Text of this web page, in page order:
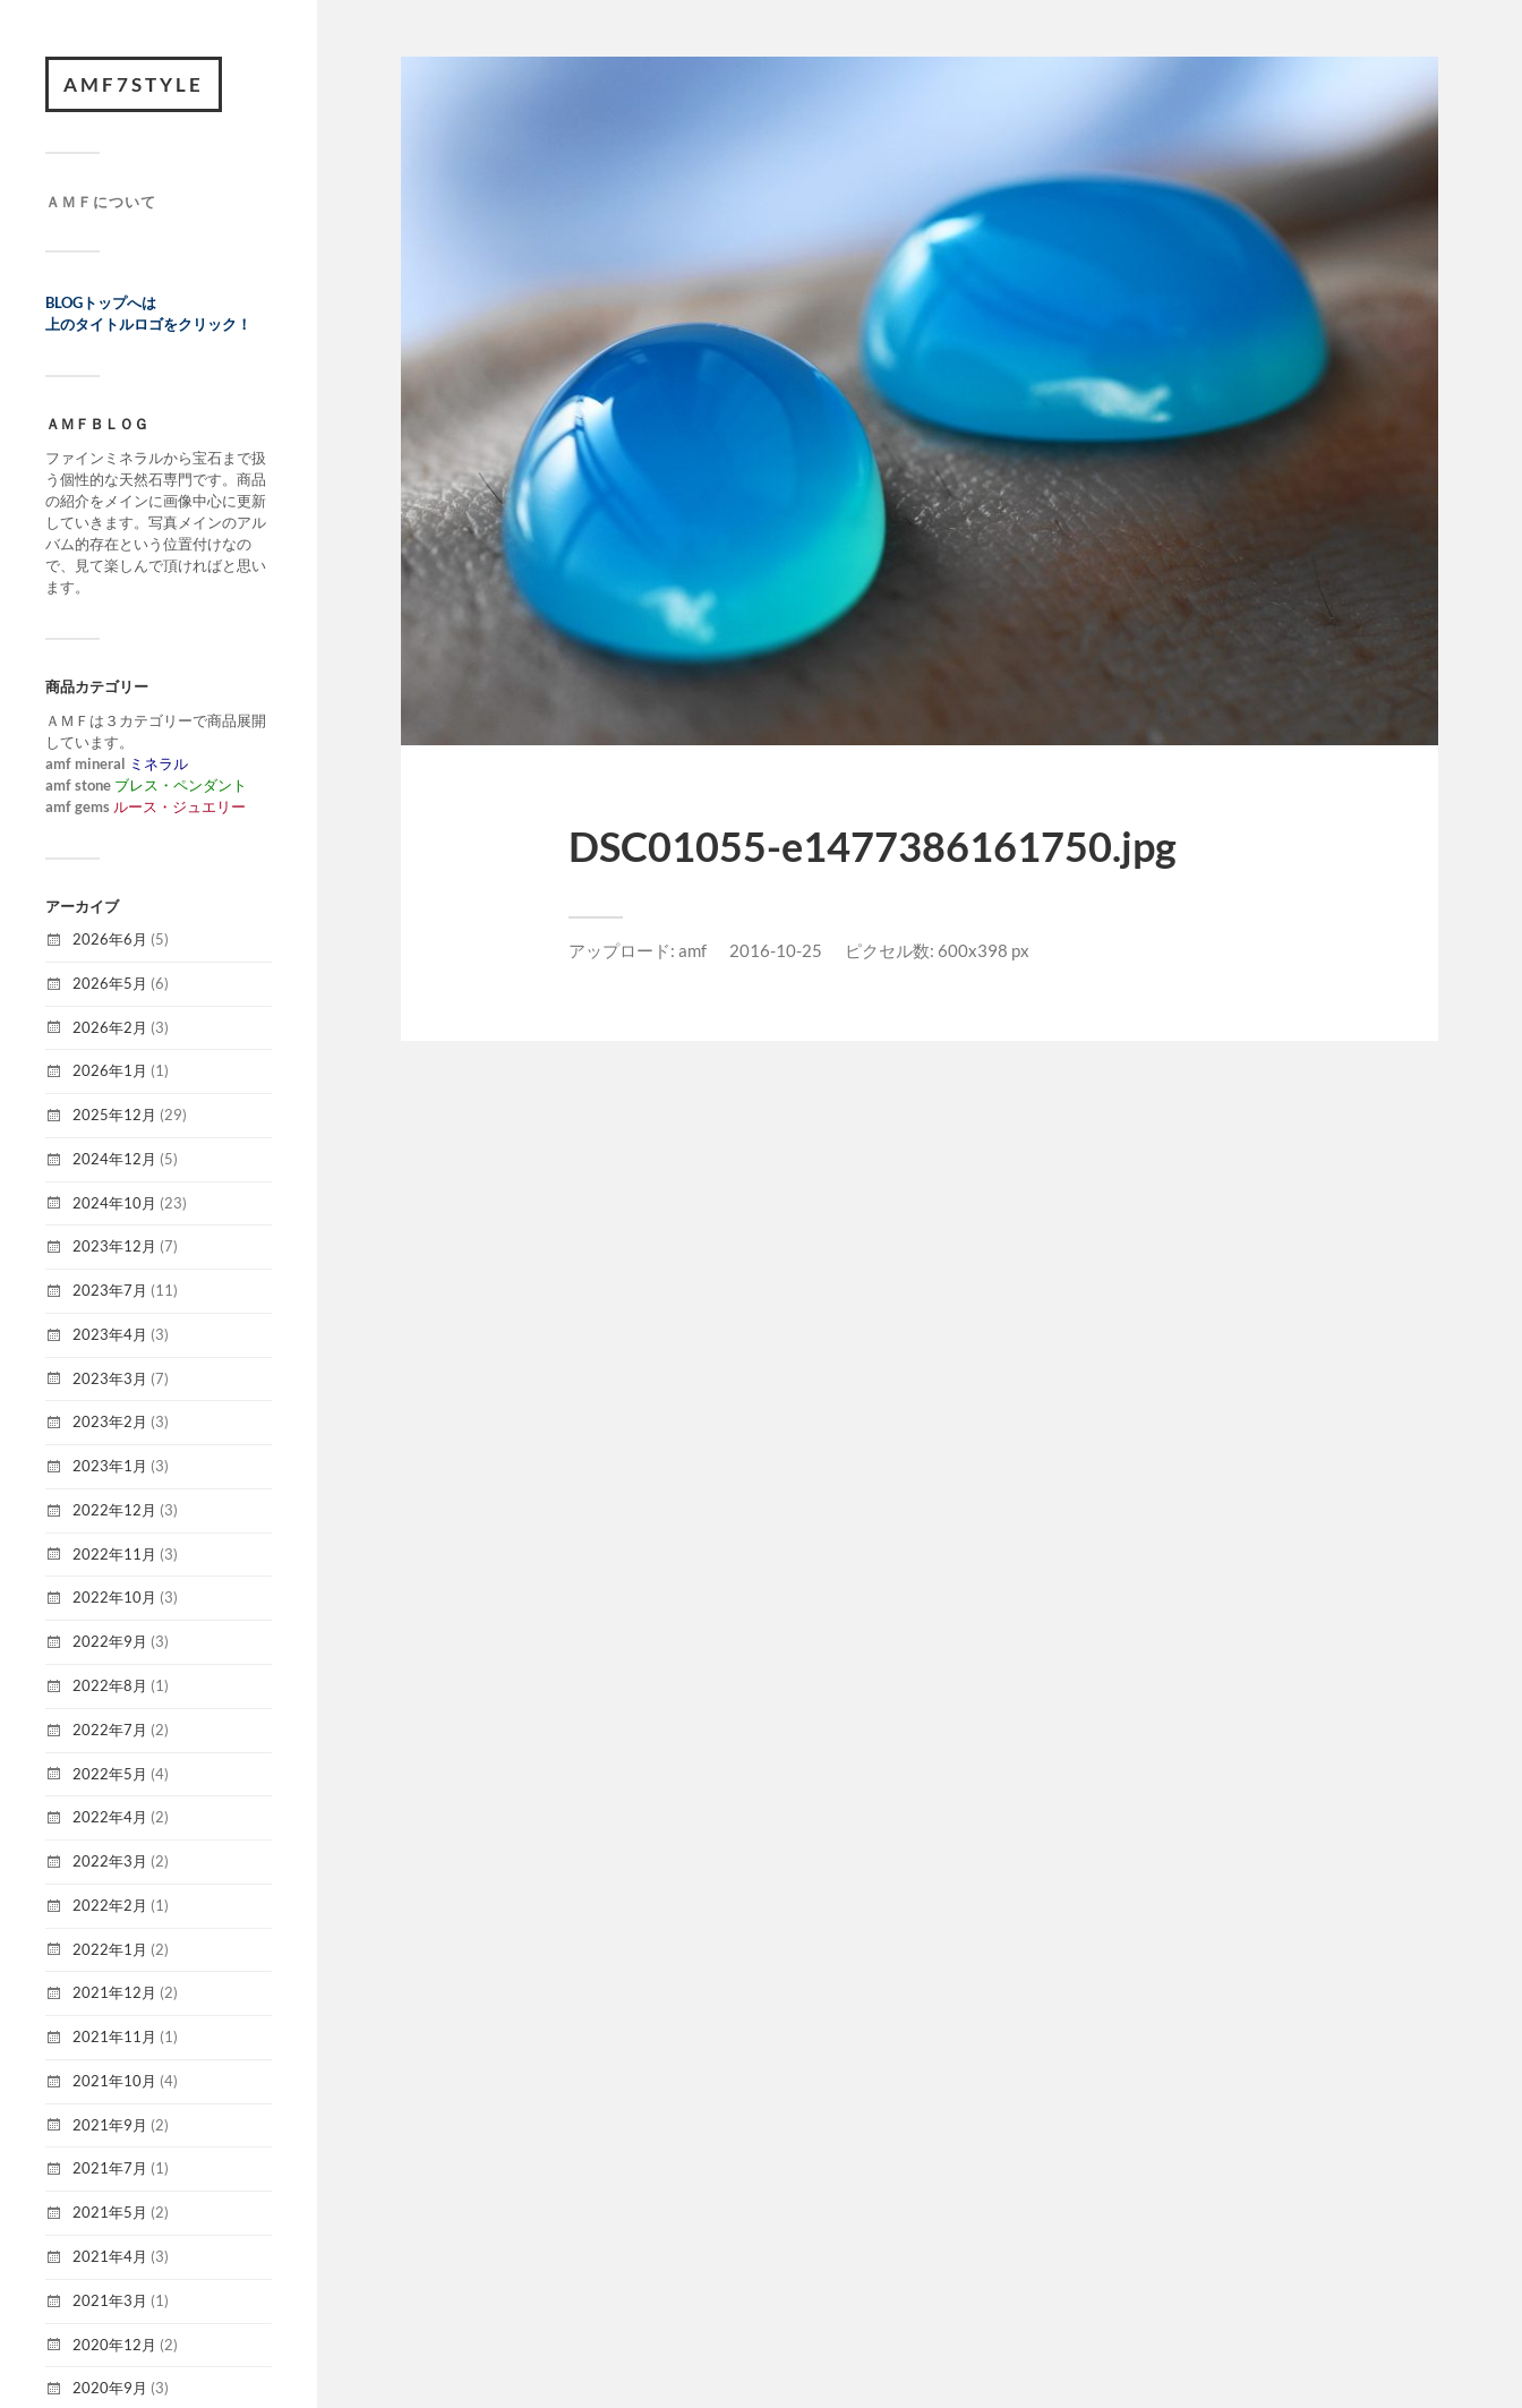
AMF7STYLE
ＡＭＦについて
BLOGトップへは
上のタイトルロゴをクリック！
ＡＭＦＢＬＯＧ
ファインミネラルから宝石まで扱
う個性的な天然石専門です。商品
の紹介をメインに画像中心に更新
していきます。写真メインのアル
バム的存在という位置付けなの
で、見て楽しんで頂ければと思い
ます。
商品カテゴリー
ＡＭＦは３カテゴリーで商品展開
しています。
amf mineral ミネラル
amf stone ブレス・ペンダント
amf gems ルース・ジュエリー
アーカイブ
2026年6月 (5)
2026年5月 (6)
2026年2月 (3)
2026年1月 (1)
2025年12月 (29)
2024年12月 (5)
2024年10月 (23)
2023年12月 (7)
2023年7月 (11)
2023年4月 (3)
2023年3月 (7)
2023年2月 (3)
2023年1月 (3)
2022年12月 (3)
2022年11月 (3)
2022年10月 (3)
2022年9月 (3)
2022年8月 (1)
2022年7月 (2)
2022年5月 (4)
2022年4月 (2)
2022年3月 (2)
2022年2月 (1)
2022年1月 (2)
2021年12月 (2)
2021年11月 (1)
2021年10月 (4)
2021年9月 (2)
2021年7月 (1)
2021年5月 (2)
2021年4月 (3)
2021年3月 (1)
2020年12月 (2)
2020年9月 (3)
DSC01055-e1477386161750.jpg
アップロード: amf 2016-10-25 ピクセル数: 600x398 px